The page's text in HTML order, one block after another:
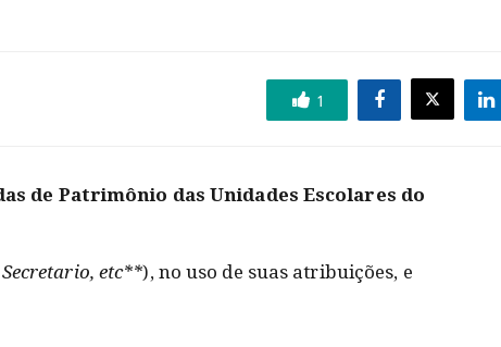
1
de Patrimônio das Unidades Escolares do
etc**), no uso de suas atribuições, e